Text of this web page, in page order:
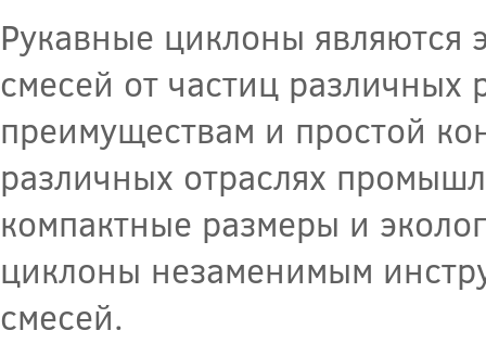
Рукавные циклоны являются
смесей от частиц различных
преимуществам и простой
различных отраслях
компактные размеры и
циклоны незаменимым
смесей.